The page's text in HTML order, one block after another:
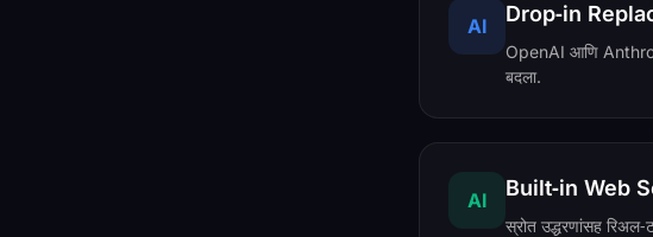
AI Drop‑in
OpenAI आणि
बदला.
AI Built‑in Web
स्रोत उद्धरणांसह